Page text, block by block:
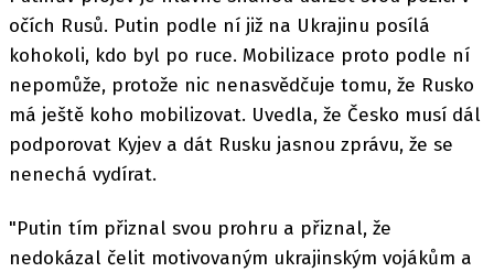
očích Rusů. Putin podle ní již na Ukrajinu posílá
kohokoli, kdo byl po ruce. Mobilizace proto podle ní
nepomůže, protože nic nenasvědčuje tomu, že Rusko
má ještě koho mobilizovat. Uvedla, že Česko musí dál
podporovat Kyjev a dát Rusku jasnou zprávu, že se
nenechá vydírat.
"Putin tím přiznal svou prohru a přiznal, že
nedokázal čelit motivovaným ukrajinským vojákům a